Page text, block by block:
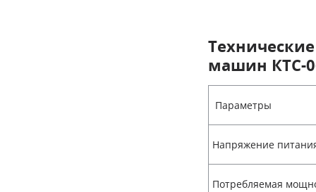
машин КТС-
Параметры
Напряжение
Потребляемая